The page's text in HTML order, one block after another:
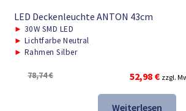
LED Deckenleuchte ANTON 43cm
► 30W SMD LED
► Lichtfarbe Neutral
► Rahmen Silber
78,74€
Ursprünglicher
war:
52,98 €
ist:
zzgl.
Weiterlesen